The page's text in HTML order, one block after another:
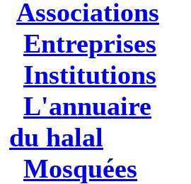
Associations
Entreprises
Institutions
L'annuaire
du halal
Mosquées